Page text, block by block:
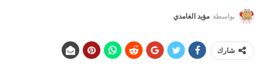
بواسطة مؤيد الغامدي
شارك